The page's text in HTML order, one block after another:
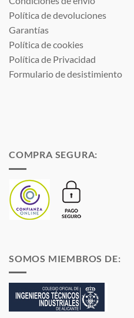
Política de devoluciones
Garantías
Política de cookies
Política de Privacidad
Formulario de desistimiento
COMPRA SEGURA:
SOMOS MIEMBROS DE: